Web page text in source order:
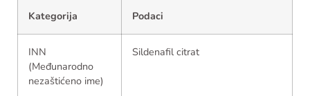
Kategorija Podaci
INN
(Međunarodno
nezaštićeno ime)
Sildenafil citrat